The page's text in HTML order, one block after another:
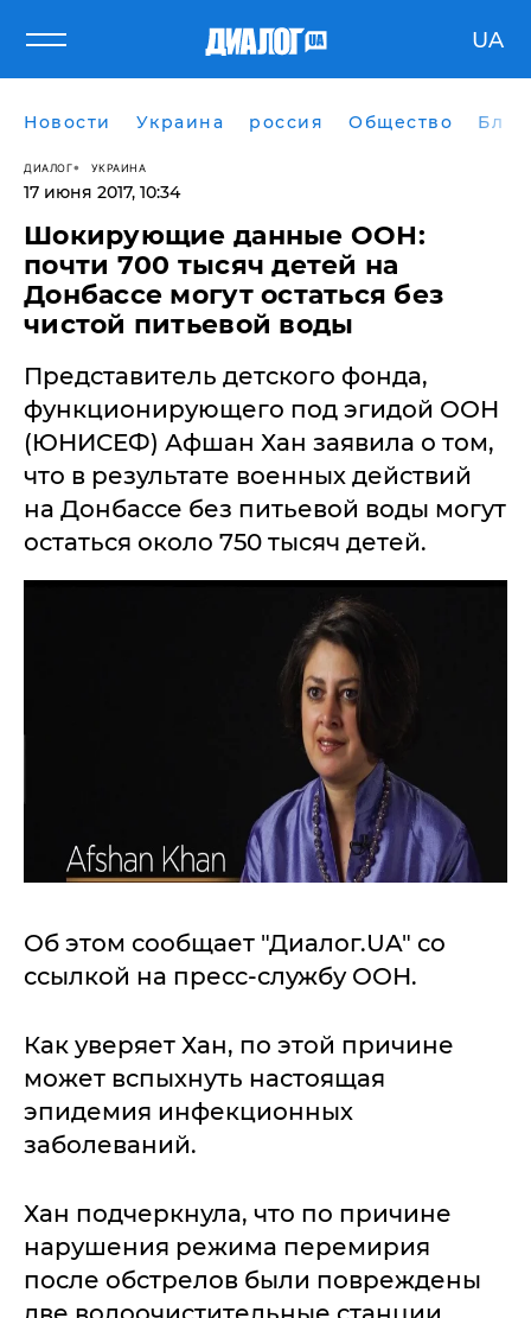
UA
Новости Украина россия Общество
ДИАЛОГ УКРАИНА
17 июня 2017, 10:34
Шокирующие данные ООН:
почти 700 тысяч детей на
Донбассе могут остаться без
чистой питьевой воды
Представитель детского фонда,
функционирующего под эгидой ООН
(ЮНИСЕФ) Афшан Хан заявила о том,
что в результате военных действий
на Донбассе без питьевой воды могут
остаться около 750 тысяч детей.
Об этом сообщает "Диалог.UA" со
ссылкой на пресс-службу ООН.
Как уверяет Хан, по этой причине
может вспыхнуть настоящая
эпидемия инфекционных
заболеваний.
Хан подчеркнула, что по причине
нарушения режима перемирия
после обстрелов были повреждены